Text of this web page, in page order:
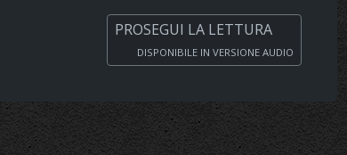
PROSEGUI LA LETTURA
DISPONIBILE IN VERSIONE AUDIO